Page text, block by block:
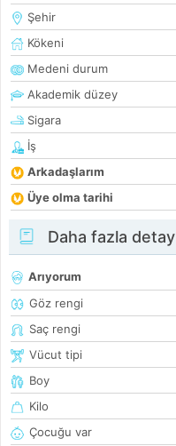
Şehir
Kökeni
Medeni durum
Akademik düzey
Sigara
İş
Arkadaşlarım
Üye olma tarihi
Daha fazla detay
Arıyorum
Göz rengi
Saç rengi
Vücut tipi
Boy
Kilo
Çocuğu var